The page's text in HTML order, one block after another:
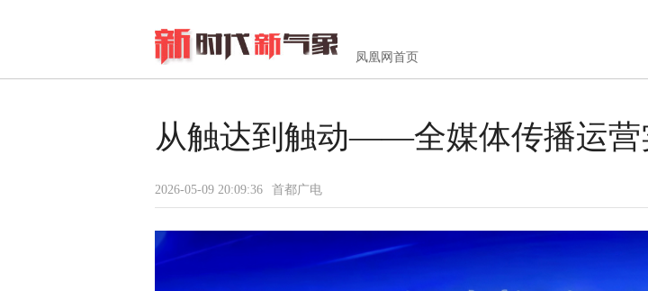
凤凰网首页
从触达到触动——全媒体传播运营
2026-05-09 20:09:36 首都广电